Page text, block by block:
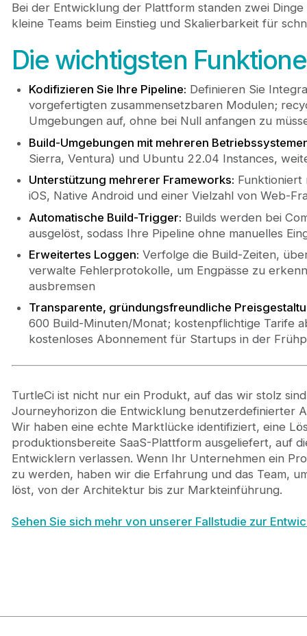
Bei der Entwicklung der Plattform standen zwei
kleine Teams beim Einstieg und Skalierbarkeit für
Die wichtigsten
Kodifizieren Sie Ihre Pipeline: Definieren Sie
vorgefertigten zusammensetzbaren Modulen;
Umgebungen auf, ohne bei Null anfangen zu
Build-Umgebungen mit mehreren
Sierra, Ventura) und Ubuntu 22.04 Instances,
Unterstützung mehrerer Frameworks: Funktioniert
iOS, Native Android und einer Vielzahl von Web-
Automatische Build-Trigger: Builds werden bei
ausgelöst, sodass Ihre Pipeline ohne manuelles
Erweitertes Loggen: Verfolge die Build-Zeiten,
verwalte Fehlerprotokolle, um Engpässe zu
ausbremsen
Transparente, gründungsfreundliche
600 Build-Minuten/Monat; kostenpflichtige Tarife
kostenloses Abonnement für Startups in der
TurtleCi ist nicht nur ein Produkt, auf das wir stolz
Journeyhorizon die Entwicklung benutzerdefinierter
Wir haben eine echte Marktlücke identifiziert, eine
produktionsbereite SaaS-Plattform ausgeliefert, auf
Entwicklern verlassen. Wenn Ihr Unternehmen ein
zu werden, haben wir die Erfahrung und das Team,
löst, von der Architektur bis zur Markteinführung.
Sehen Sie sich mehr von unserer Fallstudie zur